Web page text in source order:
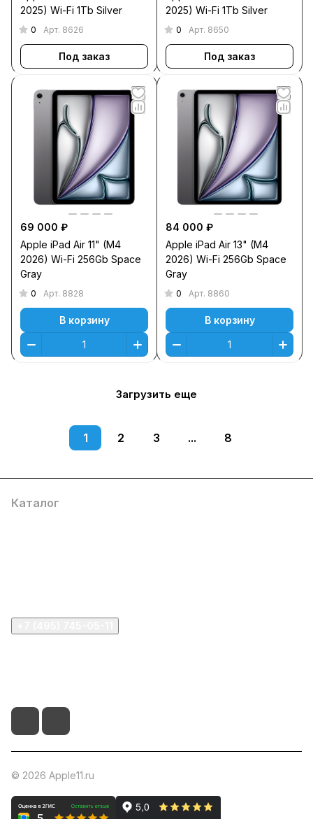
2025) Wi-Fi 1Tb Silver
0 Арт. 8626
Под заказ
2025) Wi-Fi 1Tb Silver
0 Арт. 8650
Под заказ
69 000 ₽
Apple iPad Air 11" (M4
2026) Wi-Fi 256Gb Space
Gray
0 Арт. 8828
В корзину
84 000 ₽
Apple iPad Air 13" (M4
2026) Wi-Fi 256Gb Space
Gray
0 Арт. 8860
В корзину
Загрузить еще
1 2 3 ... 8
Каталог
© 2026 Apple11.ru